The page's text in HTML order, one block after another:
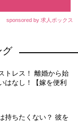
sponsored by 求人ボックス
グ
トレス！ 離婚から始
はなし！【嫁を便利
持ちたくない？ 彼を